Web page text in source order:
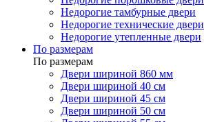
Недорогие тамбурные двери
Недорогие технические двери
Недорогие утепленные двери
По размерам
По размерам
Двери шириной 860 мм
Двери шириной 40 см
Двери шириной 45 см
Двери шириной 50 см